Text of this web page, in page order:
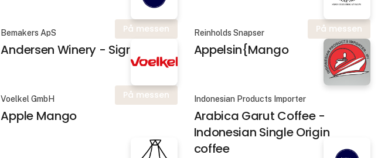
På messen
Bemakers ApS
Andersen Winery - Sigrid
På messen
Reinholds Snapser
Appelsin{Mango
På messen
Voelkel GmbH
Apple Mango
Indonesian Products Importer
Arabica Garut Coffee -
Indonesian Single Origin
coffee